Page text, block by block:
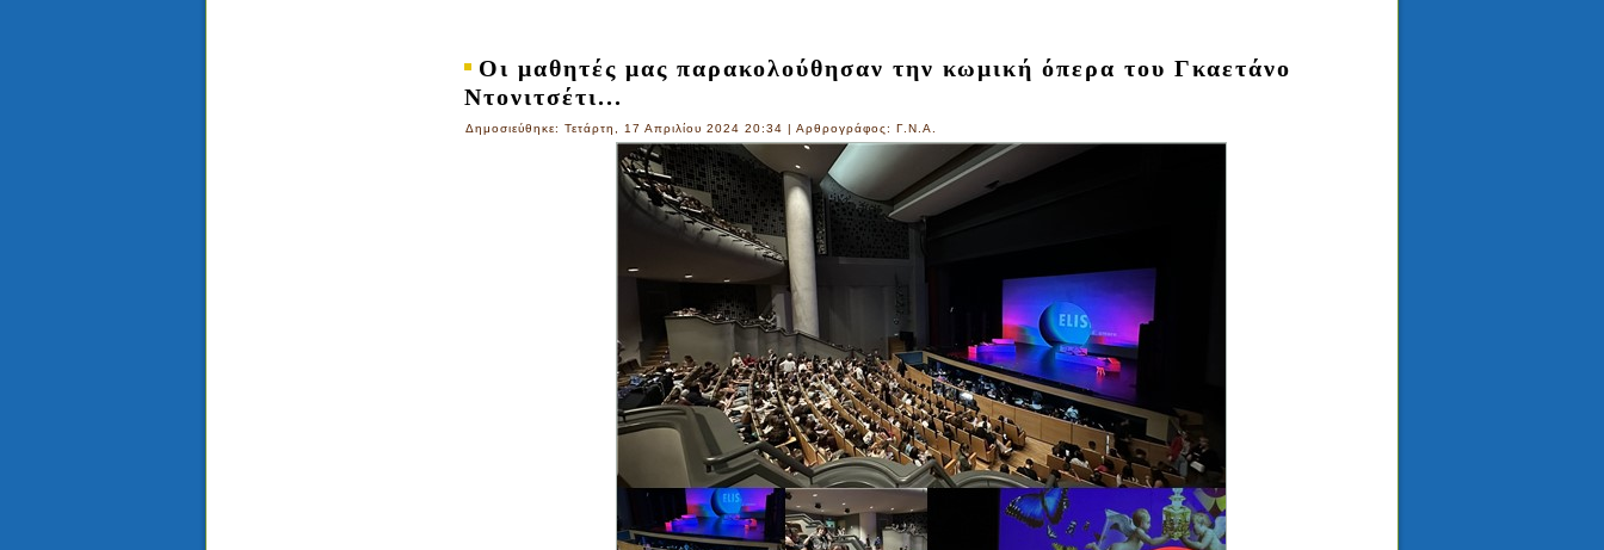
Οι μαθητές μας παρακολούθησαν την κωμική όπερα του Γκαετάνο
Ντονιτσέτι...
Δημοσιεύθηκε: Τετάρτη, 17 Απριλίου 2024 20:34 | Αρθρογράφος: Γ.Ν.Α.